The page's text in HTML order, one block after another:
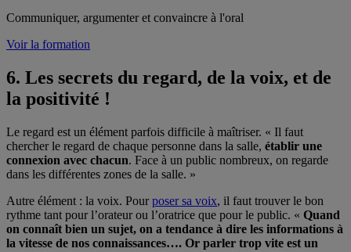
Communiquer, argumenter et convaincre à l'oral
Voir la formation
6. Les secrets du regard, de la voix, et de
la positivité !
Le regard est un élément parfois difficile à maîtriser. « Il faut
chercher le regard de chaque personne dans la salle, établir une
connexion avec chacun. Face à un public nombreux, on regarde
dans les différentes zones de la salle. »
Autre élément : la voix. Pourposer sa voix, il faut trouver le bon
rythme tant pour l’orateur ou l’oratrice que pour le public. « Quand
on connaît bien un sujet, on a tendance à dire les informations à
la vitesse de nos connaissances…. Or parler trop vite est un